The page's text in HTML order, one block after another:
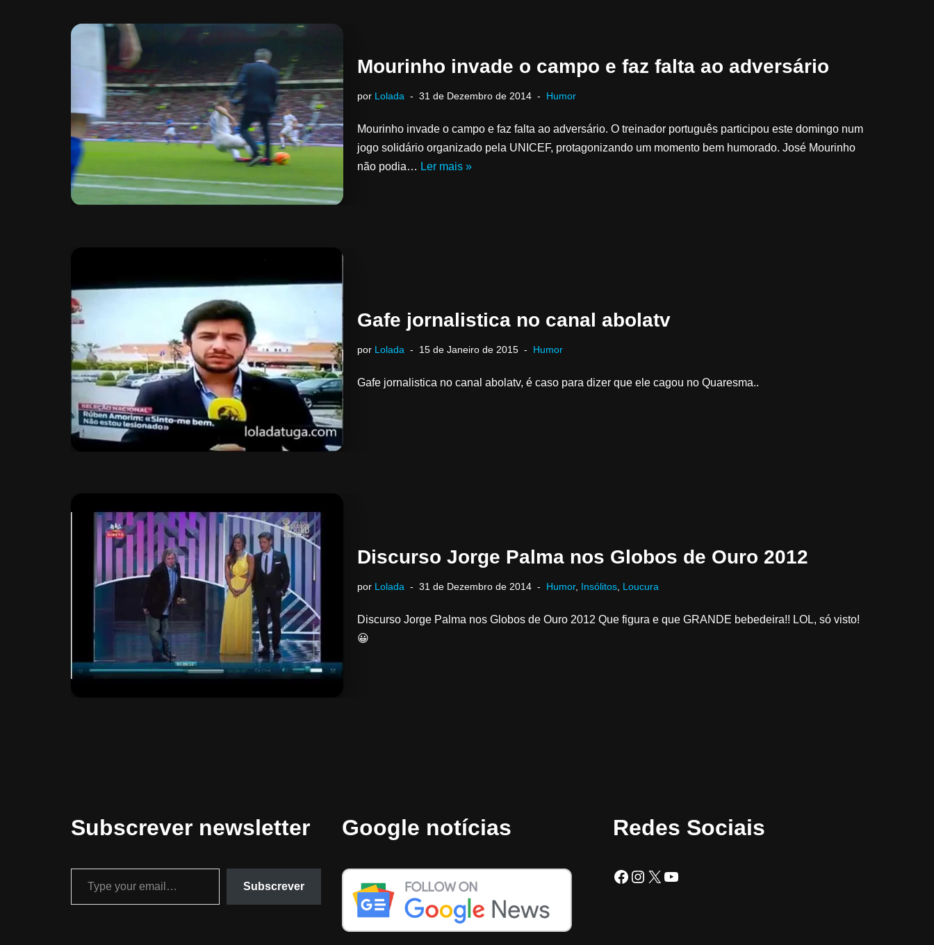
Mourinho invade o campo e faz falta ao adversário
por Lolada 31 de Dezembro de 2014 Humor
Mourinho invade o campo e faz falta ao adversário. O treinador português participou este domingo num
jogo solidário organizado pela UNICEF, protagonizando um momento bem humorado. José Mourinho
não podia… Ler mais »
Gafe jornalistica no canal abolatv
por Lolada 15 de Janeiro de 2015 Humor
Gafe jornalistica no canal abolatv, é caso para dizer que ele cagou no Quaresma..
Discurso Jorge Palma nos Globos de Ouro 2012
por Lolada 31 de Dezembro de 2014 Humor, Insólitos Loucura
Discurso Jorge Palma nos Globos de Ouro 2012 Que figura e que GRANDE bebedeira!! LOL, só visto!
😀
Subscrever newsletter
Subscrever
Google notícias Redes Sociais